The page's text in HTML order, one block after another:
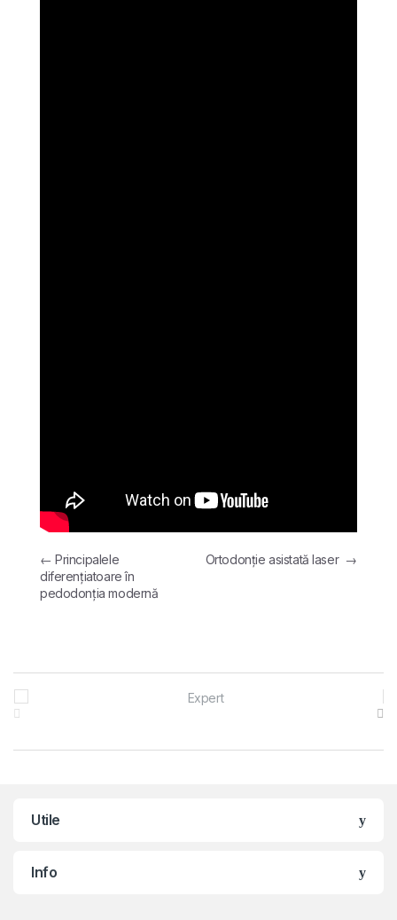
Navigare în articole
← Principalele
diferențiatoare în
pedodonția modernă
Ortodonție asistată laser →
Brands Carousel
Utile
Info